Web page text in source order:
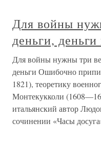
Для войны
деньги,
Для войны нужны три
деньги Ошибочно
1821), теоретику
Монтекукколи
итальянский автор
сочинении «Часы